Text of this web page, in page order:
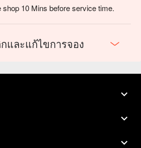
shop 10 Mins before service time.
และแก้ไขการจอง